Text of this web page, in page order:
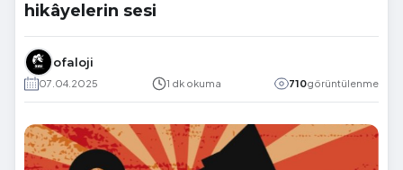
hikâyelerin sesi
ofaloji
07.04.2025 1 dk okuma 710görüntülenme